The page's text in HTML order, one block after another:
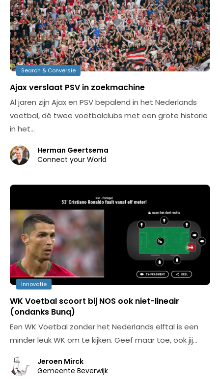
Search & Conversie
Ajax verslaat PSV in zoekmachine
Al jaren zijn Ajax en PSV bepalend in het Nederlands
voetbal, dé twee voetbalclubs met een grote historie
in het…
Herman Geertsema
Connect your World
Innovatie
WK Voetbal scoort bij NOS ook niet-lineair
(ondanks Bunq)
Een WK Voetbal zonder het Nederlands elftal is een
minder leuk WK om te kijken. Geef maar toe, ook jij…
Jeroen Mirck
Gemeente Beverwijk